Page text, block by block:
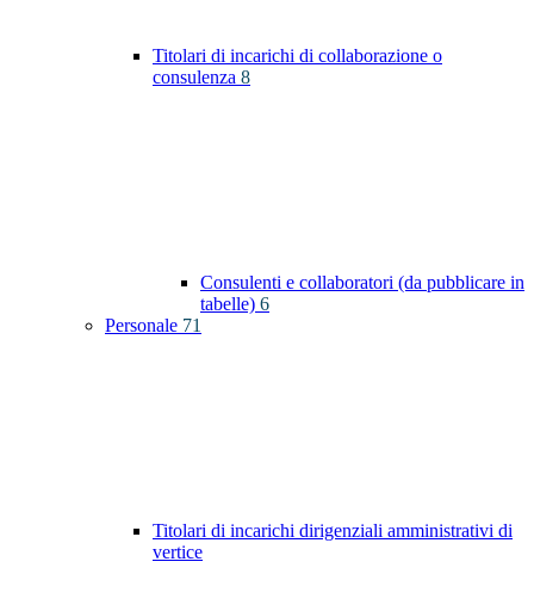
Titolari di incarichi di collaborazione o
consulenza 8
Consulenti e collaboratori (da pubblicare in
tabelle) 6
Personale 71
Titolari di incarichi dirigenziali amministrativi di
vertice